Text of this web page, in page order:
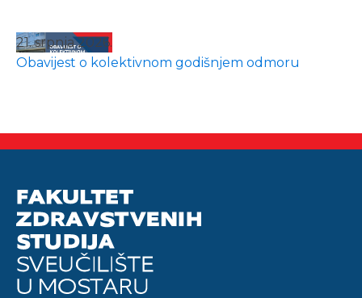
21. srpnja 2026.
Obavijest o kolektivnom godišnjem odmoru